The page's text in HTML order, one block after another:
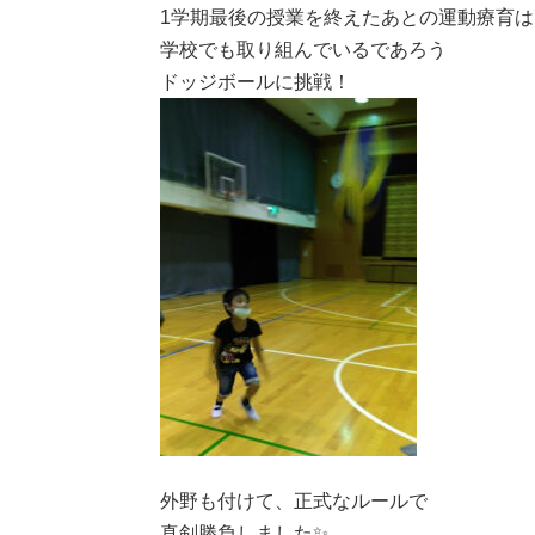
1学期最後の授業を終えたあとの運動療育
学校でも取り組んでいるであろう
ドッジボールに挑戦！
外野も付けて、正式なルールで